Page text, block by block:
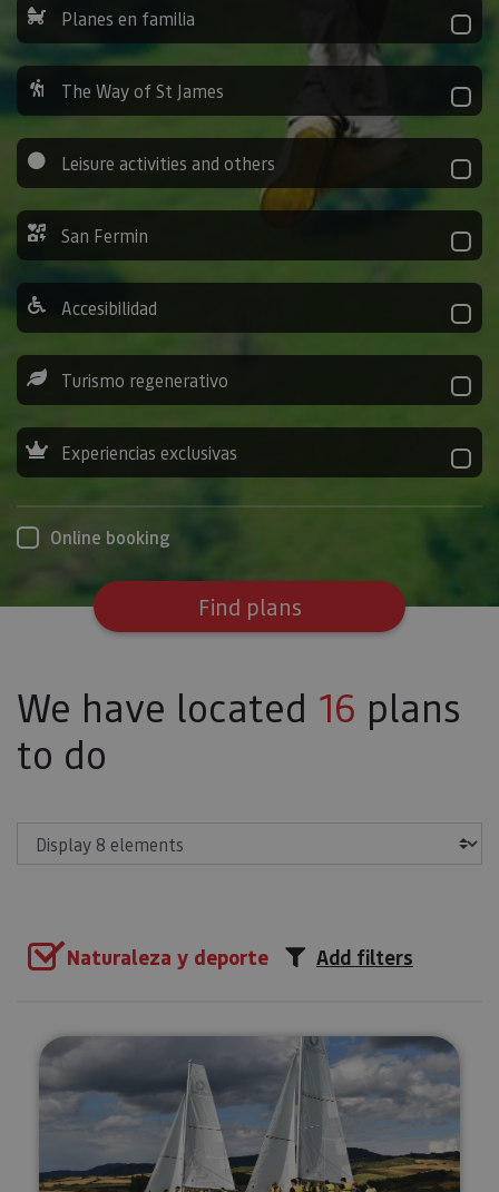
Planes en familia
The Way of St James
Leisure activities and others
San Fermin
Accesibilidad
Turismo regenerativo
Experiencias exclusivas
Online booking
Find plans
We have located 16 plans
to do
Naturaleza y deporte Add filters
Sailing excursions